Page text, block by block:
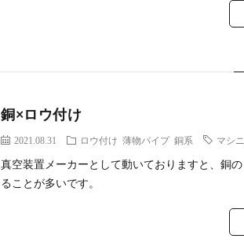
銅×ロウ付け
2021.08.31 ロウ付け 薄物パイプ 銅系 マシ
真空装置メーカーとして動いておりますと、銅
ることが多いです。